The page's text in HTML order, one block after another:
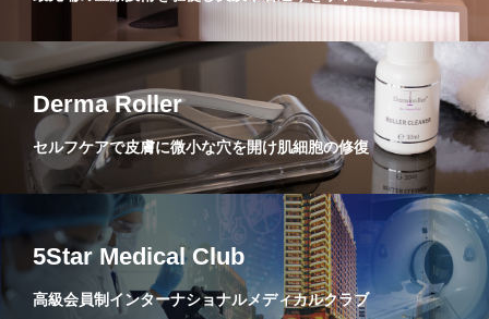
Derma Roller
セルフケアで皮膚に微小な穴を開け肌細胞の修復
5Star Medical Club
高級会員制インターナショナルメディカルクラブ